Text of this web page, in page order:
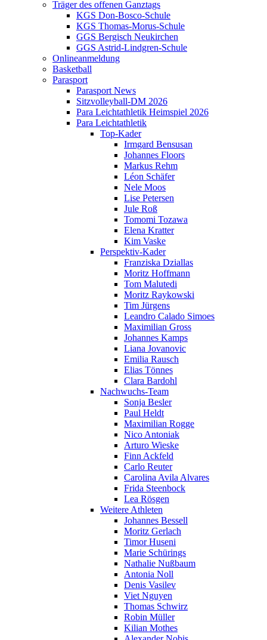
Träger des offenen Ganztags
KGS Don-Bosco-Schule
KGS Thomas-Morus-Schule
GGS Bergisch Neukirchen
GGS Astrid-Lindgren-Schule
Onlineanmeldung
Basketball
Parasport
Parasport News
Sitzvolleyball-DM 2026
Para Leichtathletik Heimspiel 2026
Para Leichtathletik
Top-Kader
Irmgard Bensusan
Johannes Floors
Markus Rehm
Léon Schäfer
Nele Moos
Lise Petersen
Jule Roß
Tomomi Tozawa
Elena Kratter
Kim Vaske
Perspektiv-Kader
Franziska Dziallas
Moritz Hoffmann
Tom Malutedi
Moritz Raykowski
Tim Jürgens
Leandro Calado Simoes
Maximilian Gross
Johannes Kamps
Liana Jovanovic
Emilia Rausch
Elias Tönnes
Clara Bardohl
Nachwuchs-Team
Sonja Besler
Paul Heldt
Maximilian Rogge
Nico Antoniak
Arturo Wieske
Finn Ackfeld
Carlo Reuter
Carolina Avila Alvares
Frida Steenbock
Lea Rösgen
Weitere Athleten
Johannes Bessell
Moritz Gerlach
Timor Huseni
Marie Schürings
Nathalie Nußbaum
Antonia Noll
Denis Vasilev
Viet Nguyen
Thomas Schwirz
Robin Müller
Kilian Mothes